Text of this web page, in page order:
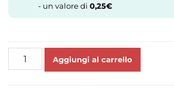
- un valore di 0,25€
CONFETTI
Aggiungi al carrello